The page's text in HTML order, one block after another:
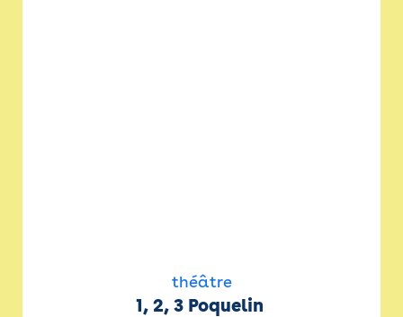
théâtre
1, 2, 3 Poquelin